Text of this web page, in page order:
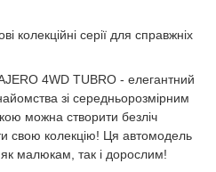
колекційні серії для справжніх
4WD TUBRO - елегантний
зі середньорозмірним
можна створити безліч
свою колекцію! Ця автомодель
малюкам, так і дорослим!